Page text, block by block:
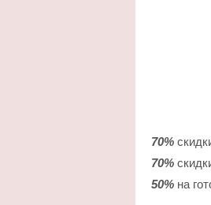
70%
70%
50% на